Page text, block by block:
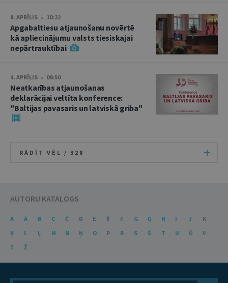
8. APRĪLIS • 10:22
Apgabaltiesu atjaunošanu novērtē
kā apliecinājumu valsts tiesiskajai
nepārtrauktībai
4. APRĪLIS • 09:50
Neatkarības atjaunošanas
deklarācijai veltīta konference:
"Baltijas pavasaris un latviskā griba"
RĀDĪT VĒL / 328
AUTORU KATALOGS
A Ā B C Č D E Ē F G Ģ H I J
K
Ķ
L Ļ M N Ņ O P R S Š T U Ū
V
Z
Ž